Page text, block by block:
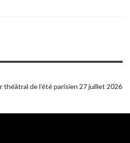
théâtral de l’été parisien 27 juillet 2026